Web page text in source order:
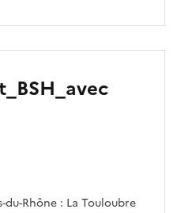
Rhône : La Touloubre